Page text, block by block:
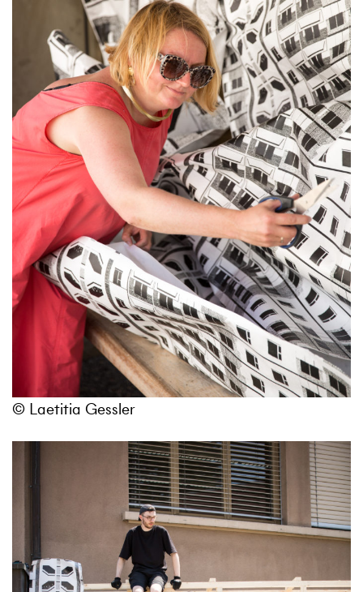
© Laetitia Gessler